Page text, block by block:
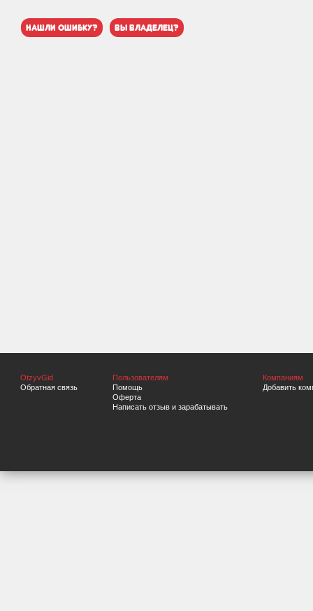
нашли ошибку? вы владелец?
OtzyvGid
Обратная связь
Пользователям
Помощь
Оферта
Написать отзыв и зарабатывать
Компаниям
Добавить